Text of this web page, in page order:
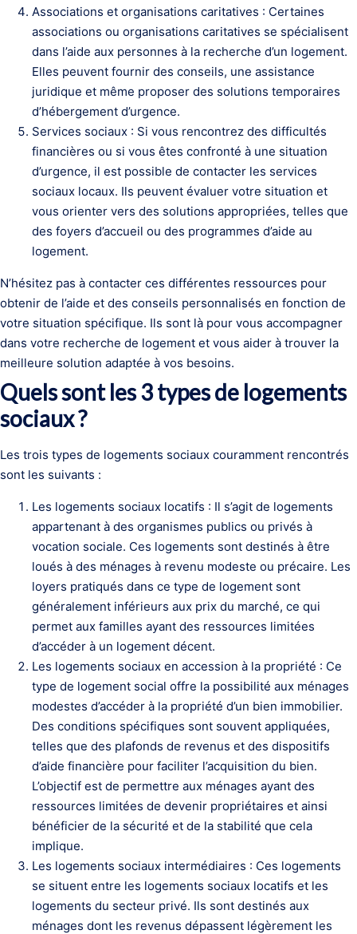
Associations et organisations caritatives : Certaines
associations ou organisations caritatives se spécialisent
dans l’aide aux personnes à la recherche d’un logement.
Elles peuvent fournir des conseils, une assistance
juridique et même proposer des solutions temporaires
d’hébergement d’urgence.
Services sociaux : Si vous rencontrez des difficultés
financières ou si vous êtes confronté à une situation
d’urgence, il est possible de contacter les services
sociaux locaux. Ils peuvent évaluer votre situation et
vous orienter vers des solutions appropriées, telles que
des foyers d’accueil ou des programmes d’aide au
logement.
N’hésitez pas à contacter ces différentes ressources pour
obtenir de l’aide et des conseils personnalisés en fonction de
votre situation spécifique. Ils sont là pour vous accompagner
dans votre recherche de logement et vous aider à trouver la
meilleure solution adaptée à vos besoins.
Quels sont les 3 types de logements
sociaux ?
Les trois types de logements sociaux couramment rencontrés
sont les suivants :
Les logements sociaux locatifs : Il s’agit de logements
appartenant à des organismes publics ou privés à
vocation sociale. Ces logements sont destinés à être
loués à des ménages à revenu modeste ou précaire. Les
loyers pratiqués dans ce type de logement sont
généralement inférieurs aux prix du marché, ce qui
permet aux familles ayant des ressources limitées
d’accéder à un logement décent.
Les logements sociaux en accession à la propriété : Ce
type de logement social offre la possibilité aux ménages
modestes d’accéder à la propriété d’un bien immobilier.
Des conditions spécifiques sont souvent appliquées,
telles que des plafonds de revenus et des dispositifs
d’aide financière pour faciliter l’acquisition du bien.
L’objectif est de permettre aux ménages ayant des
ressources limitées de devenir propriétaires et ainsi
bénéficier de la sécurité et de la stabilité que cela
implique.
Les logements sociaux intermédiaires : Ces logements
se situent entre les logements sociaux locatifs et les
logements du secteur privé. Ils sont destinés aux
ménages dont les revenus dépassent légèrement les